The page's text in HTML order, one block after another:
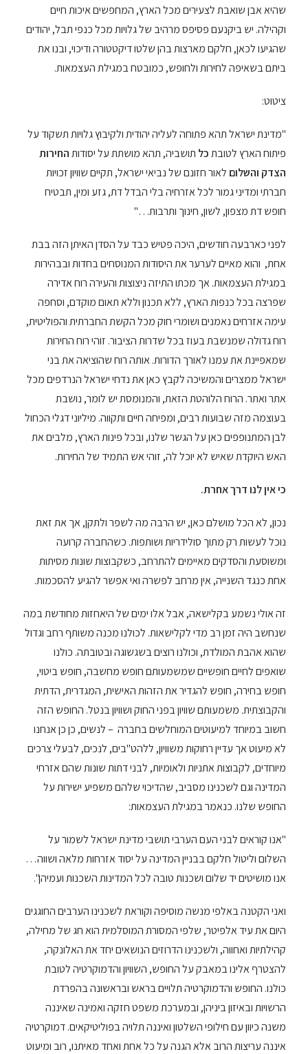
שהיא אבן שואבת לצעירים מכל הארץ, המחפשים איכות חיים
וקהילה. יש ביקנעם פסיפס מרהיב של גלויות מכל כנפי תבל, יהודים
שהגיעו לכאן, חלקם מארצות בהן שלטו דיקטטורה ודיכוי, ובנו את
ביתם בשאיפה לחירות ולחופש, כמובטח במגילת העצמאות.
ציטוט:
"מדינת ישראל תהא פתוחה לעליה יהודית ולקיבוץ גלויות תשקוד על
פיתוח הארץ לטובתכל תושביה, תהא מושתת על יסודותהחירות
הצדק והשלום לאור חזונם של נביאי ישראל, תקיים שוויון זכויות
חברתי ומדיני גמור לכל אזרחיה בלי הבדל דת, גזע ומין, תבטיח
חופש דת מצפון, לשון, חינוך ותרבות…"
לפני כארבעה חודשים, היכה פטיש כבד על הסדן האיתן הזה בבת
אחת, והוא מאיים לערער את היסודות המנוסחים בחדות ובבהירות
במגילת העצמאות. אך מכתו התיזה ניצוצות והעירה רוח אדירה
שפרצה בכל כנפות הארץ, ללא תכנון וללא תאום מוקדם, וסחפה
עימה אזרחים נאמנים ושומרי חוק מכל הקשת החברתית והפוליטית,
רוח גדולה שמנשבת בעוז בכל שדרות הציבור. זוהי רוח החירות
שמאפיינת את עמנו לאורך הדורות. אותה רוח שהוציאה את בני
ישראל ממצרים והמשיכה לקבץ כאן את נדחי ישראל הנרדפים מכל
אתר ואתר. הרוח הלוהטת הזאת, והמנומסת יש לומר, נושבת
בעוצמה מזה שבועות רבים, ומפיחה חיים ותקווה. מיליוני דגלי הכחול
לבן המתנופפים כאן על הגשר שלנו, ובכל פינות הארץ, מלבים את
האש היוקדת שאיש לא יוכל לה, זוהי אש התמיד של החירות.
כי אין לנו דרך אחרת.
נכון, לא הכל מושלם כאן, יש הרבה מה לשפר ולתקן, אך את זאת
נוכל לעשות רק מתוך סולידריות ושותפות. כשהחברה קרועה
ומשוסעת והסדקים מאיימים להתרחב, כשקבוצות שונות מסיתות
אחת כנגד השנייה, אין מרחב לפשרה ואי אפשר להגיע להסכמות.
זה אולי נשמע בקלישאה, אבל אלו ימים של היאחזות מחודשת במה
שנחשב היה זמן רב מדי לקלישאות. לכולנו מכנה משותף רחב וגדול
שהוא אהבת המולדת, וכולנו רוצים בשגשוגה ובטובתה. כולנו
שואפים לחיים חופשיים שמשמעותם חופש מחשבה, חופש ביטוי,
חופש בחירה, חופש להגדיר את הזהות האישית, המגדרית, הדתית
והקבוצתית. משמעותם שוויון בפני החוק ושוויון בנטל. החופש הזה
חשוב במיוחד למיעוטים המוחלשים בחברה – לנשים, כן כן אנחנו
לא מיעוט אך עדיין רחוקות משוויון, ללהט"בים, לנכים, לבעלי צרכים
מיוחדים, לקבוצות אתניות ולאומיות, לבני דתות שונות שהם אזרחי
המדינה וגם לשכנינו מסביב, שהדיכוי שלהם משפיע ישירות על
החופש שלנו. כנאמר במגילת העצמאות:
"אנו קוראים לבני העם הערבי תושבי מדינת ישראל לשמור על
השלום וליטול חלקם בבניין המדינה על יסוד אזרחות מלאה ושווה…
אנו מושיטים יד שלום ושכנות טובה לכל המדינות השכנות ועמיהן".
ואני הקטנה באלפי מנשה מוסיפה וקוראת לשכנינו הערבים החוגגים
היום את עיד אלפיטר, שלפי המסורת המוסלמית הוא חג של מחילה,
קהילתיות ואחווה, ולשכנינו הדרוזים הנושאים יחד את האלונקה,
להצטרף אלינו במאבק על החופש, השוויון והדמוקרטיה לטובת
כולנו. החופש והדמוקרטיה תלויים בראש ובראשונה בהפרדת
הרשויות ובאיזון ביניהן, ובמערכת משפט חזקה ואמינה שאיננה
משנה כיוון עם חילופי השלטון ואיננה תלויה בפוליטיקאים. דמוקרטיה
איננה עריצות הרוב אלא הגנה על כל אחת ואחד מאיתנו, רוב ומיעוט